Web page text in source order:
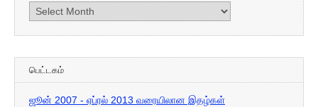
கடந்த
இதழ்கள்
பெட்டகம்
ஜூன் 2007 - ஏப்ரல் 2013 வரையிலான இதழ்கள்